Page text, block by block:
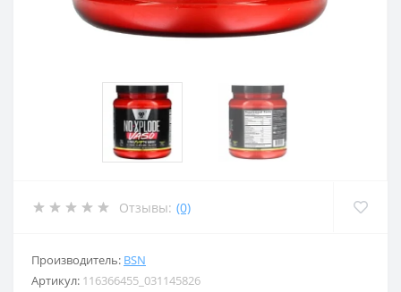
Отзывы: (0)
Производитель: BSN
Артикул: 116366455_031145826